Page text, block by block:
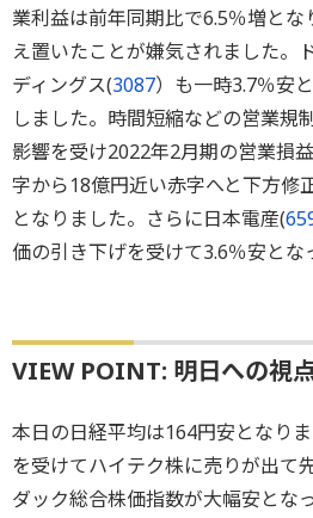
業利益は前年同期比で6.5％増と
え置いたことが嫌気されました。
ディングス(3087）も一時3.7％安
しました。時間短縮などの営業規
影響を受け2022年2月期の営業損
字から18億円近い赤字へと下方修
となりました。さらに日本電産(
価の引き下げを受けて3.6％安とな
VIEW POINT: 明日への視
本日の日経平均は164円安となり
を受けてハイテク株に売りが出て
ダック総合株価指数が大幅安とな